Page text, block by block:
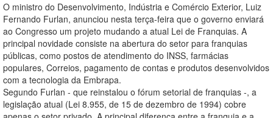
O ministro do Desenvolvimento, Indústria e Comércio Exterior, Luiz
Fernando Furlan, anunciou nesta terça-feira que o governo enviará
ao Congresso um projeto mudando a atual Lei de Franquias. A
principal novidade consiste na abertura do setor para franquias
públicas, como postos de atendimento do INSS, farmácias
populares, Correios, pagamento de contas e produtos desenvolvidos
com a tecnologia da Embrapa.
Segundo Furlan - que reinstalou o fórum setorial de franquias -, a
legislação atual (Lei 8.955, de 15 de dezembro de 1994) cobre